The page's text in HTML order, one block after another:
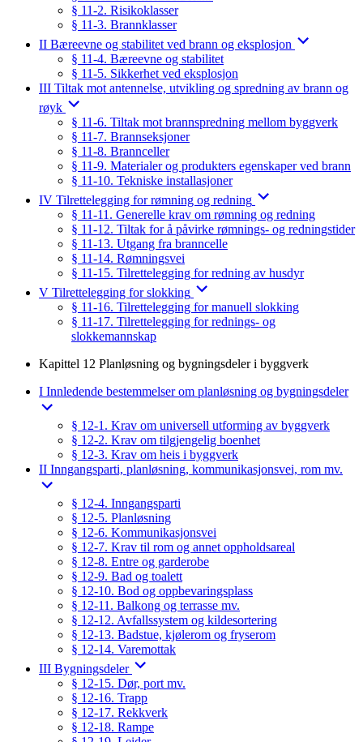
§ 11-2. Risikoklasser
§ 11-3. Brannklasser
II Bæreevne og stabilitet ved brann og eksplosjon
§ 11-4. Bæreevne og stabilitet
§ 11-5. Sikkerhet ved eksplosjon
III Tiltak mot antennelse, utvikling og spredning av brann og
røyk
§ 11-6. Tiltak mot brannspredning mellom byggverk
§ 11-7. Brannseksjoner
§ 11-8. Brannceller
§ 11-9. Materialer og produkters egenskaper ved brann
§ 11-10. Tekniske installasjoner
IV Tilrettelegging for rømning og redning
§ 11-11. Generelle krav om rømning og redning
§ 11-12. Tiltak for å påvirke rømnings- og redningstider
§ 11-13. Utgang fra branncelle
§ 11-14. Rømningsvei
§ 11-15. Tilrettelegging for redning av husdyr
V Tilrettelegging for slokking
§ 11-16. Tilrettelegging for manuell slokking
§ 11-17. Tilrettelegging for rednings- og
slokkemannskap
Kapittel 12 Planløsning og bygningsdeler i byggverk
I Innledende bestemmelser om planløsning og bygningsdeler
§ 12-1. Krav om universell utforming av byggverk
§ 12-2. Krav om tilgjengelig boenhet
§ 12-3. Krav om heis i byggverk
II Inngangsparti, planløsning, kommunikasjonsvei, rom mv.
§ 12-4. Inngangsparti
§ 12-5. Planløsning
§ 12-6. Kommunikasjonsvei
§ 12-7. Krav til rom og annet oppholdsareal
§ 12-8. Entre og garderobe
§ 12-9. Bad og toalett
§ 12-10. Bod og oppbevaringsplass
§ 12-11. Balkong og terrasse mv.
§ 12-12. Avfallssystem og kildesortering
§ 12-13. Badstue, kjølerom og fryserom
§ 12-14. Varemottak
III Bygningsdeler
§ 12-15. Dør, port mv.
§ 12-16. Trapp
§ 12-17. Rekkverk
§ 12-18. Rampe